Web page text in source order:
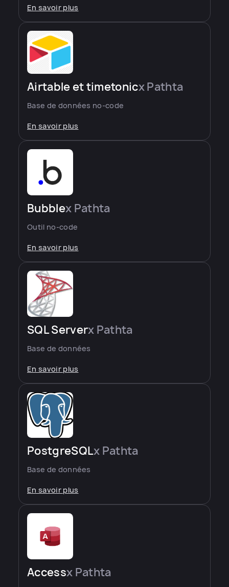
En savoir plus
Airtable et timetonicx Pathta
Base de données no-code
En savoir plus
Bubblex Pathta
Outil no-code
En savoir plus
SQL Serverx Pathta
Base de données
En savoir plus
PostgreSQLx Pathta
Base de données
En savoir plus
Accessx Pathta